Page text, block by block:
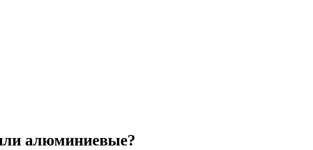
алюминиевые?